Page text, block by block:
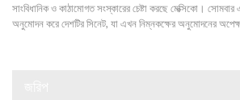
সাংবিধানিক ও কাঠামোগত সংস্কারের চেষ্টা করছে মেক্সিকো।
অনুমোদন করে দেশটির সিনেট, যা এখন নিম্নকক্ষের অনুমোদনের